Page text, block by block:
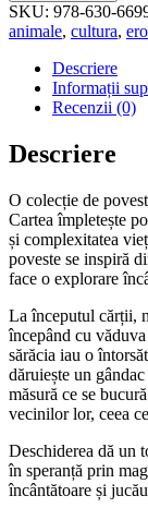
ce
câinele
urăște
pisica
povești
din
China
SKU: 978-630-
animale, cultura,
Descriere
Informații
Recenzii (0)
Descriere
O colecție de
Cartea împletește
și complexitatea
poveste se inspiră
face o explorare
La începutul cărții,
începând cu
sărăcia iau o
dăruiește un
măsură ce se
vecinilor lor, ceea
Deschiderea dă un
în speranță prin
încântătoare și